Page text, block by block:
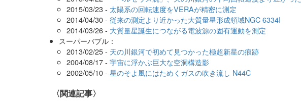
2015/03/23 - 太陽系の回転速度をVERAが精密に測定
2014/04/30 - 従来の測定より近かった大質量星形成領域NGC 6334I
2014/03/26 - 大質量星誕生につながる電波源の固有運動を測定
スーパーバブル：
2013/02/25 - 天の川銀河で初めて見つかった極超新星の痕跡
2004/08/17 - 宇宙に浮かぶ巨大な空洞構造影
2002/05/10 - 星のそよ風にはためくガスの吹き流し N44C
関連記事